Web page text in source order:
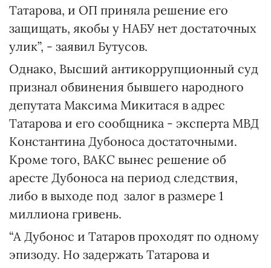
Татарова, и ОП приняла решение его
защищать, якобы у НАБУ нет достаточных
улик”, - заявил Бутусов.
Однако, Высший антикоррупционный суд
признал обвинения бывшего народного
депутата Максима Микитася в адрес
Татарова и его сообщника - эксперта МВД
Константина Дубоноса достаточными.
Кроме того, ВАКС вынес решение об
аресте Дубоноса на период следствия,
либо в выходе под залог в размере 1
миллиона гривень.
“А Дубонос и Татаров проходят по одному
эпизоду. Но задержать Татарова и